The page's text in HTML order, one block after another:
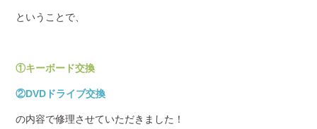
ということで、
①キーボード交換
②DVDドライブ交換
の内容で修理させていただきました！